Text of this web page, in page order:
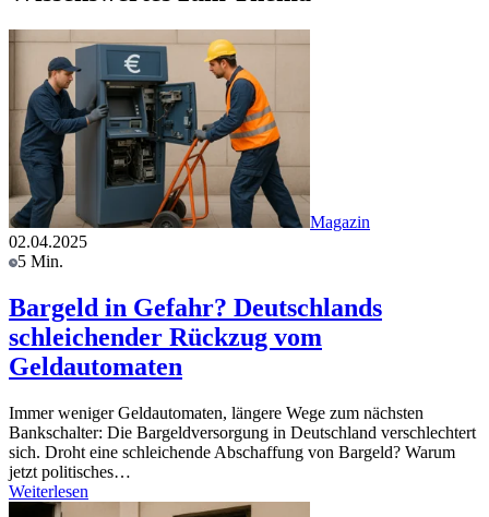
Magazin
02.04.2025
5 Min.
Bargeld in Gefahr? Deutschlands
schleichender Rückzug vom
Geldautomaten
Immer weniger Geldautomaten, längere Wege zum nächsten
Bankschalter: Die Bargeldversorgung in Deutschland verschlechtert
sich. Droht eine schleichende Abschaffung von Bargeld? Warum
jetzt politisches…
Weiterlesen